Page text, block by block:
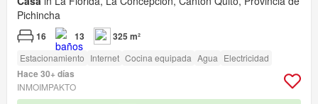
Pichincha
16 13 325 m²
Estacionamiento Internet Cocina equipada Agua Electricidad
Hace 30+ días
INMOIMPAKTO